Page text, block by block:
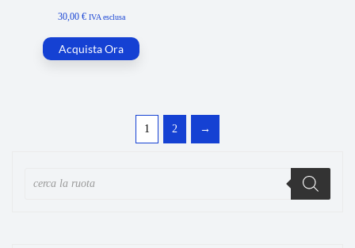
30,00 € IVA esclusa
Acquista Ora
1 2 →